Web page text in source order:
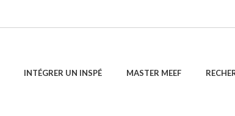
INTÉGRER UN INSPÉ MASTER MEEF